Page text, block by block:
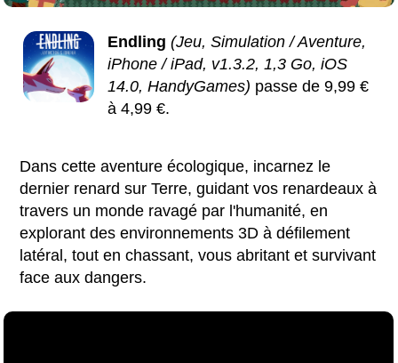
Endling (Jeu, Simulation / Aventure,
iPhone / iPad, v1.3.2, 1,3 Go, iOS
14.0, HandyGames) passe de 9,99 €
à 4,99 €.
Dans cette aventure écologique, incarnez le
dernier renard sur Terre, guidant vos renardeaux à
travers un monde ravagé par l'humanité, en
explorant des environnements 3D à défilement
latéral, tout en chassant, vous abritant et survivant
face aux dangers.